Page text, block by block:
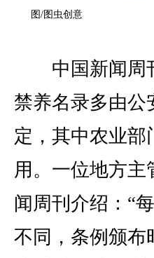
图/图虫创意
中国新闻周
禁养名录多由公
定，其中农业部
用。一位地方
闻周刊介绍：“
不同，条例颁布